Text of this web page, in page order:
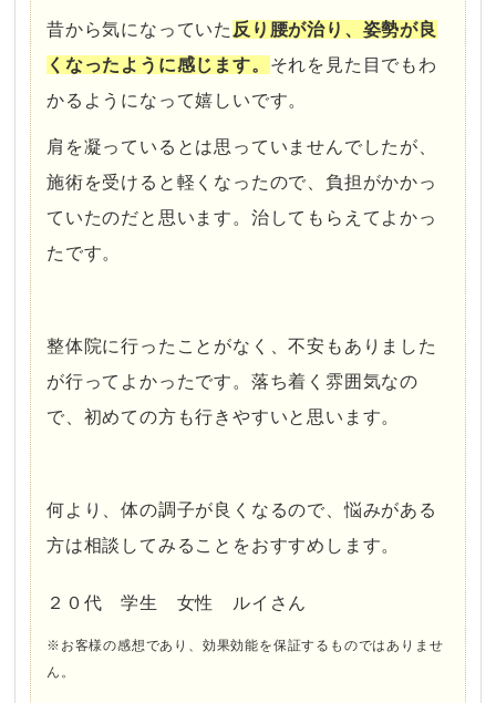
昔から気になっていた 反り腰が治り、姿勢が良
くなったように感じます。 それを見た目でもわ
かるようになって嬉しいです。
肩を凝っているとは思っていませんでしたが、
施術を受けると軽くなったので、負担がかかっ
ていたのだと思います。治してもらえてよかっ
たです。
整体院に行ったことがなく、不安もありました
が行ってよかったです。落ち着く雰囲気なの
で、初めての方も行きやすいと思います。
何より、体の調子が良くなるので、悩みがある
方は相談してみることをおすすめします。
２０代 学生 女性 ルイさん
※お客様の感想であり、効果効能を保証するものではありませ
ん。